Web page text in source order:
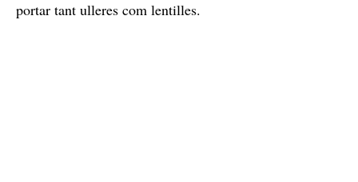
portar tant ulleres com lentilles.